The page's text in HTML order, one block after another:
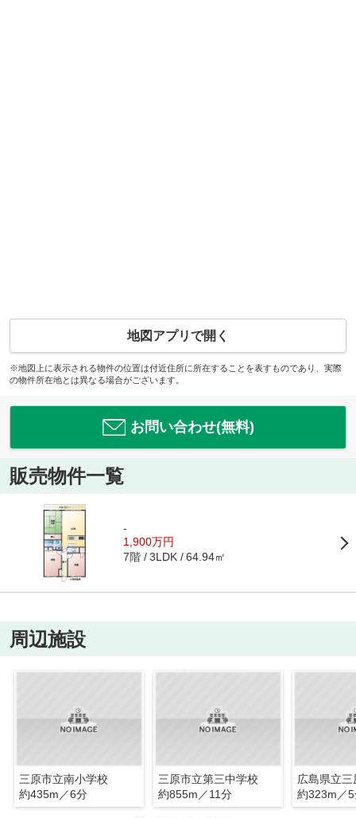
地図アプリで開く
※地図上に表示される物件の位置は付近住所に所在することを表すものであり、実際
の物件所在地とは異なる場合がございます。
お問い合わせ(無料)
販売物件一覧
-
1,900万円
7階 3LDK 64.94㎡
周辺施設
三原市立南小学校
約435m／6分
三原市立第三中学校
約855m／11分
広島県立
約323m／